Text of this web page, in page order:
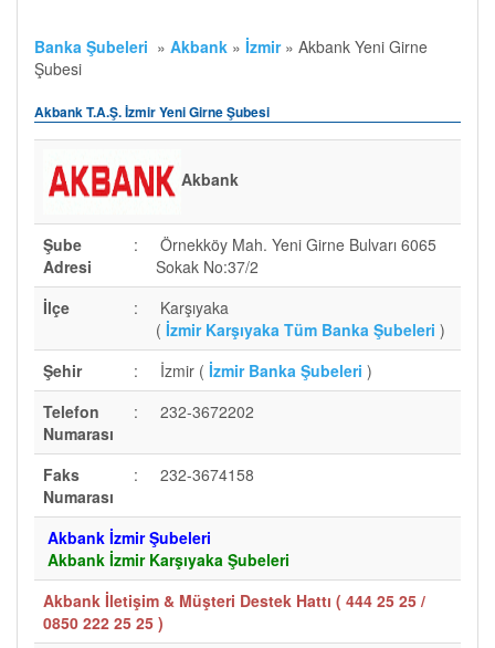
Banka Şubeleri » Akbank » İzmir » Akbank Yeni Girne
Şubesi
Akbank T.A.Ş. İzmir Yeni Girne Şubesi
Akbank
Şube
Adresi
:
Örnekköy Mah. Yeni Girne Bulvarı 6065
Sokak No:37/2
İlçe
:
Karşıyaka
( İzmir Karşıyaka Tüm Banka Şubeleri )
Şehir
: İzmir ( İzmir Banka Şubeleri )
Telefon
Numarası
: 232-3672202
Faks
Numarası
: 232-3674158
Akbank İzmir Şubeleri
Akbank İzmir Karşıyaka Şubeleri
Akbank İletişim & Müşteri Destek Hattı ( 444 25 25 /
0850 222 25 25 )